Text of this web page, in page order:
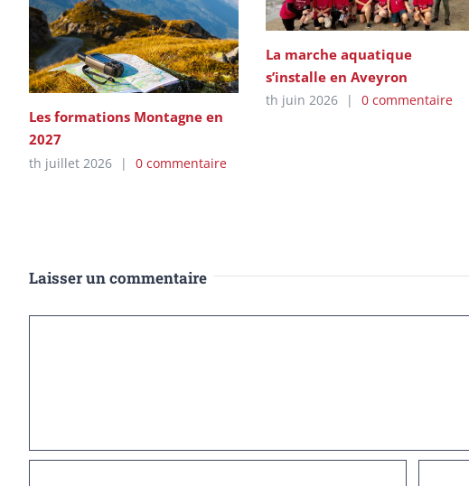
Les formations Montagne en
2027
th juillet 2026 | 0 commentaire
La marche aquatique
s’installe en Aveyron
th juin 2026 | 0 commentaire
Laisser un commentaire